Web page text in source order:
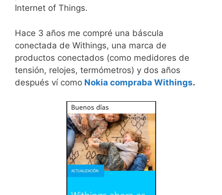
Internet of Things.
Hace 3 años me compré una báscula
conectada de Withings, una marca de
productos conectados (como medidores de
tensión, relojes, termómetros) y dos años
después ví como Nokia compraba Withings.